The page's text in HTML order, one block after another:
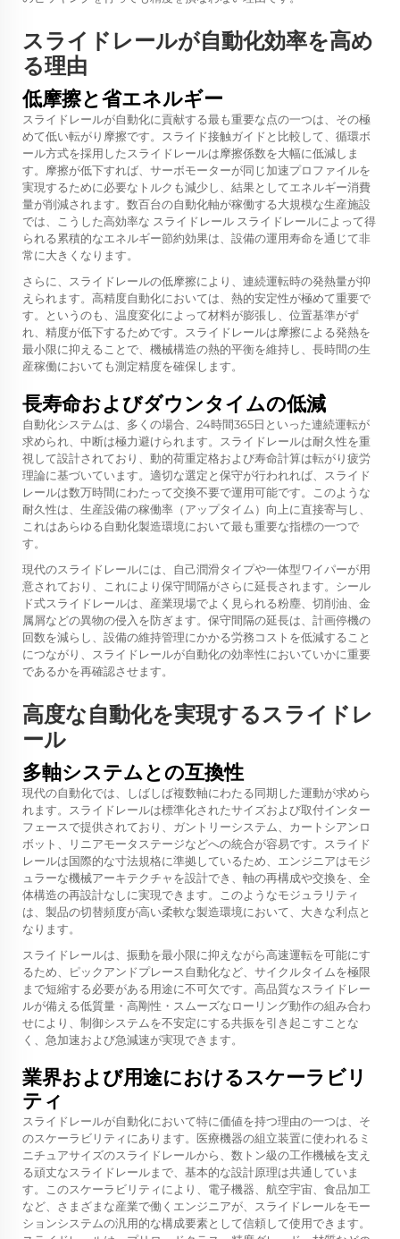
スライドレールが自動化効率を高め
る理由
低摩擦と省エネルギー
スライドレールが自動化に貢献する最も重要な点の一つは、その極
めて低い転がり摩擦です。スライド接触ガイドと比較して、循環ボ
ール方式を採用したスライドレールは摩擦係数を大幅に低減しま
す。摩擦が低下すれば、サーボモーターが同じ加速プロファイルを
実現するために必要なトルクも減少し、結果としてエネルギー消費
量が削減されます。数百台の自動化軸が稼働する大規模な生産施設
では、こうした高効率な スライドレール スライドレールによって得
られる累積的なエネルギー節約効果は、設備の運用寿命を通じて非
常に大きくなります。
さらに、スライドレールの低摩擦により、連続運転時の発熱量が抑
えられます。高精度自動化においては、熱的安定性が極めて重要で
す。というのも、温度変化によって材料が膨張し、位置基準がず
れ、精度が低下するためです。スライドレールは摩擦による発熱を
最小限に抑えることで、機械構造の熱的平衡を維持し、長時間の生
産稼働においても測定精度を確保します。
長寿命およびダウンタイムの低減
自動化システムは、多くの場合、24時間365日といった連続運転が
求められ、中断は極力避けられます。スライドレールは耐久性を重
視して設計されており、動的荷重定格および寿命計算は転がり疲労
理論に基づいています。適切な選定と保守が行われれば、スライド
レールは数万時間にわたって交換不要で運用可能です。このような
耐久性は、生産設備の稼働率（アップタイム）向上に直接寄与し、
これはあらゆる自動化製造環境において最も重要な指標の一つで
す。
現代のスライドレールには、自己潤滑タイプや一体型ワイパーが用
意されており、これにより保守間隔がさらに延長されます。シール
ド式スライドレールは、産業現場でよく見られる粉塵、切削油、金
属屑などの異物の侵入を防ぎます。保守間隔の延長は、計画停機の
回数を減らし、設備の維持管理にかかる労務コストを低減すること
につながり、スライドレールが自動化の効率性においていかに重要
であるかを再確認させます。
高度な自動化を実現するスライドレ
ール
多軸システムとの互換性
現代の自動化では、しばしば複数軸にわたる同期した運動が求めら
れます。スライドレールは標準化されたサイズおよび取付インター
フェースで提供されており、ガントリーシステム、カートシアンロ
ボット、リニアモータステージなどへの統合が容易です。スライド
レールは国際的な寸法規格に準拠しているため、エンジニアはモジ
ュラーな機械アーキテクチャを設計でき、軸の再構成や交換を、全
体構造の再設計なしに実現できます。このようなモジュラリティ
は、製品の切替頻度が高い柔軟な製造環境において、大きな利点と
なります。
スライドレールは、振動を最小限に抑えながら高速運転を可能にす
るため、ピックアンドプレース自動化など、サイクルタイムを極限
まで短縮する必要がある用途に不可欠です。高品質なスライドレー
ルが備える低質量・高剛性・スムーズなローリング動作の組み合わ
せにより、制御システムを不安定にする共振を引き起こすことな
く、急加速および急減速が実現できます。
業界および用途におけるスケーラビリ
ティ
スライドレールが自動化において特に価値を持つ理由の一つは、そ
のスケーラビリティにあります。医療機器の組立装置に使われるミ
ニチュアサイズのスライドレールから、数トン級の工作機械を支え
る頑丈なスライドレールまで、基本的な設計原理は共通していま
す。このスケーラビリティにより、電子機器、航空宇宙、食品加工
など、さまざまな産業で働くエンジニアが、スライドレールをモー
ションシステムの汎用的な構成要素として信頼して使用できます。